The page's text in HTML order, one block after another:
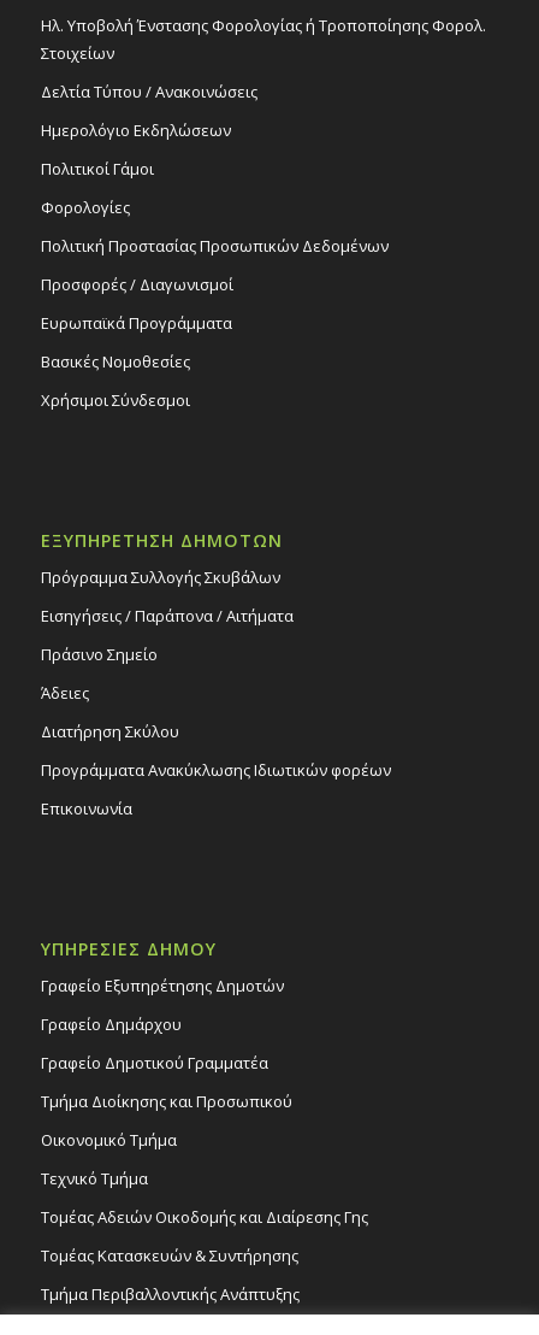
Ηλ. Υποβολή Ένστασης Φορολογίας ή Τροποποίησης Φορολ.
Στοιχείων
Δελτία Τύπου / Ανακοινώσεις
Ημερολόγιο Εκδηλώσεων
Πολιτικοί Γάμοι
Φορολογίες
Πολιτική Προστασίας Προσωπικών Δεδομένων
Προσφορές / Διαγωνισμοί
Ευρωπαϊκά Προγράμματα
Βασικές Νομοθεσίες
Χρήσιμοι Σύνδεσμοι
ΕΞΥΠΗΡΕΤΗΣΗ ΔΗΜΟΤΩΝ
Πρόγραμμα Συλλογής Σκυβάλων
Εισηγήσεις / Παράπονα / Αιτήματα
Πράσινο Σημείο
Άδειες
Διατήρηση Σκύλου
Προγράμματα Ανακύκλωσης Ιδιωτικών φορέων
Επικοινωνία
ΥΠΗΡΕΣΙΕΣ ΔΗΜΟΥ
Γραφείο Εξυπηρέτησης Δημοτών
Γραφείο Δημάρχου
Γραφείο Δημοτικού Γραμματέα
Τμήμα Διοίκησης και Προσωπικού
Οικονομικό Τμήμα
Τεχνικό Τμήμα
Τομέας Αδειών Οικοδομής και Διαίρεσης Γης
Τομέας Κατασκευών & Συντήρησης
Τμήμα Περιβαλλοντικής Ανάπτυξης